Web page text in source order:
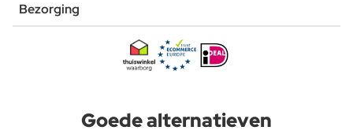
Bezorging
Goede alternatieven